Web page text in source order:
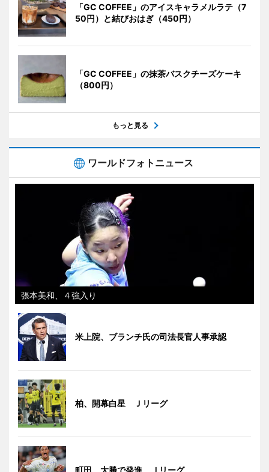
「GC COFFEE」のアイスキャラメルラテ（7
50円）と結びおはぎ（450円）
「GC COFFEE」の抹茶バスクチーズケーキ
（800円）
もっと見る
ワールドフォトニュース
張本美和、４強入り
米上院、ブランチ氏の司法長官人事承認
柏、開幕白星 Ｊリーグ
町田、大勝で発進 Ｊリーグ